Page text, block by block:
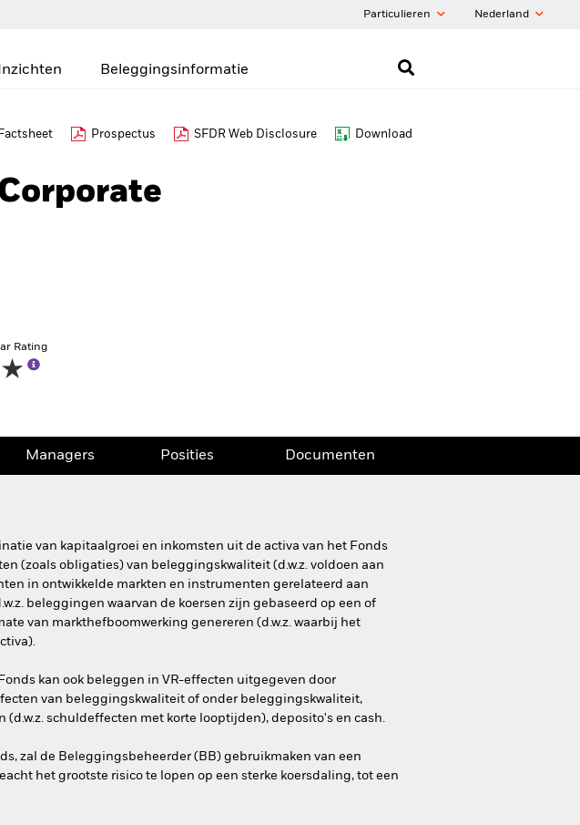
Particulieren Nederland
Inzichten Beleggingsinformatie
Factsheet Prospectus SFDR Web Disclosure Download
Rating
Managers Posities Documenten
van kapitaalgroei en inkomsten uit de activa van het Fonds
(zoals obligaties) van beleggingskwaliteit (d.w.z. voldoen aan
in ontwikkelde markten en instrumenten gerelateerd aan
beleggingen waarvan de koersen zijn gebaseerd op een of
van markthefboomwerking genereren (d.w.z. waarbij het
kan ook beleggen in VR-effecten uitgegeven door
van beleggingskwaliteit of onder beleggingskwaliteit,
schuldeffecten met korte looptijden), deposito's en cash.
zal de Beleggingsbeheerder (BB) gebruikmaken van een
het grootste risico te lopen op een sterke koersdaling, tot een